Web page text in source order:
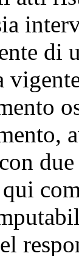
di